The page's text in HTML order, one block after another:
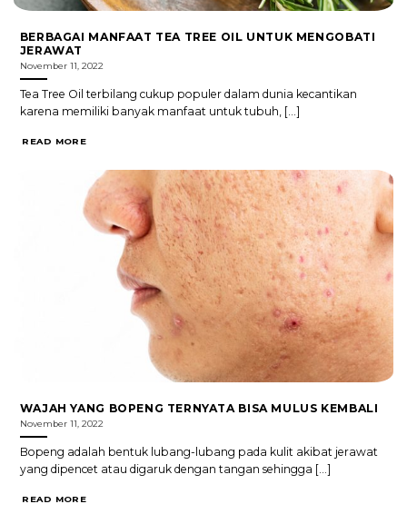
BERBAGAI MANFAAT TEA TREE OIL UNTUK MENGOBATI
JERAWAT
November 11, 2022
Tea Tree Oil terbilang cukup populer dalam dunia kecantikan
karena memiliki banyak manfaat untuk tubuh, [...]
READ MORE
WAJAH YANG BOPENG TERNYATA BISA MULUS KEMBALI
November 11, 2022
Bopeng adalah bentuk lubang-lubang pada kulit akibat jerawat
yang dipencet atau digaruk dengan tangan sehingga [...]
READ MORE